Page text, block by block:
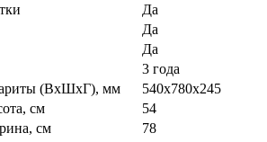
Да
Да
Да
3 года
(ВхШхГ), мм
540х780х245
см
54
см
78